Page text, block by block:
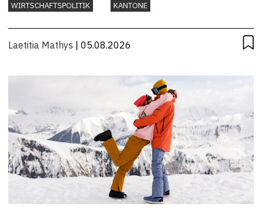
WIRTSCHAFTSPOLITIK KANTONE
Laetitia Mathys | 05.08.2026